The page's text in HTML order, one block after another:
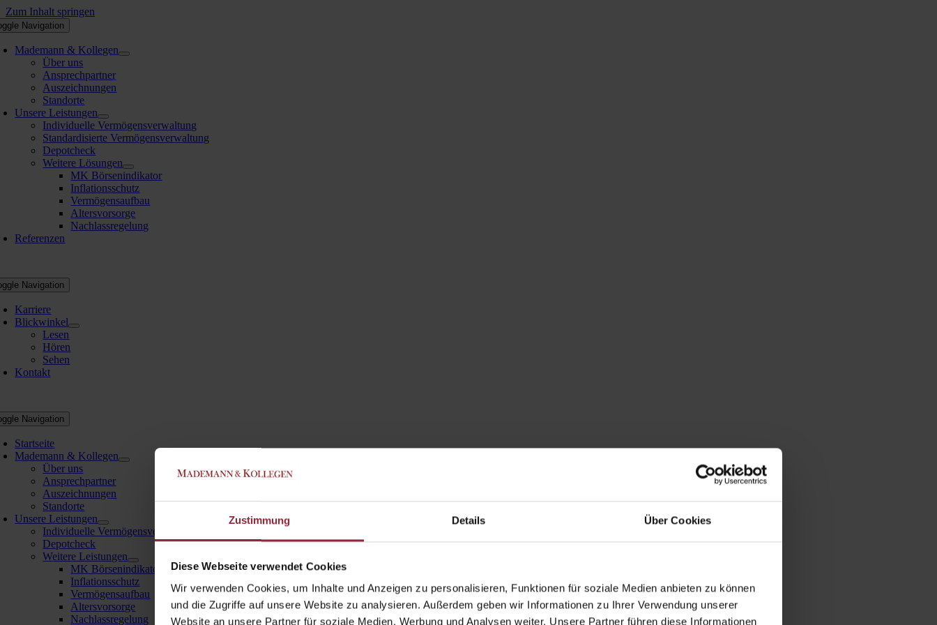
Zustimmung Details Über Cookies
Diese Webseite verwendet Cookies
Wir verwenden Cookies, um Inhalte und Anzeigen zu personalisieren, Funktionen für soziale Medien anbieten zu können
und die Zugriffe auf unsere Website zu analysieren. Außerdem geben wir Informationen zu Ihrer Verwendung unserer
Website an unsere Partner für soziale Medien, Werbung und Analysen weiter. Unsere Partner führen diese Informationen
Zum Inhalt springen
Navigation
Mademann & Kollegen
Über uns
Ansprechpartner
Auszeichnungen
Standorte
Unsere Leistungen
Individuelle Vermögensverwaltung
Standardisierte Vermögensverwaltung
Depotcheck
Weitere Lösungen
MK Börsenindikator
Inflationsschutz
Vermögensaufbau
Altersvorsorge
Nachlassregelung
Referenzen
Navigation
Karriere
Blickwinkel
Lesen
Hören
Sehen
Kontakt
Navigation
Startseite
Mademann & Kollegen
Über uns
Ansprechpartner
Auszeichnungen
Standorte
Unsere Leistungen
Individuelle Vermögensverwaltung
Depotcheck
Weitere Leistungen
MK Börsenindikator
Inflationsschutz
Vermögensaufbau
Altersvorsorge
Nachlassregelung